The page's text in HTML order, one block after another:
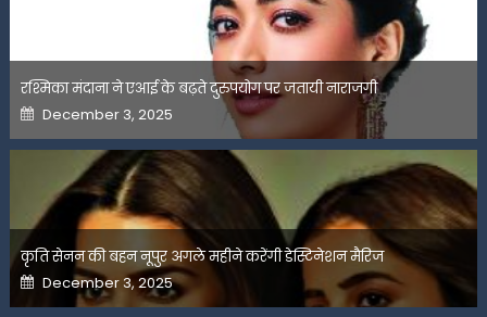
रश्मिका मंदाना ने एआई के बढ़ते दुरुपयोग पर जतायी नाराजगी
Posted
on
December 3, 2025
कृति सेनन की बहन नूपुर अगले महीने करेंगी डेस्टिनेशन मैरिज
Posted
on
December 3, 2025